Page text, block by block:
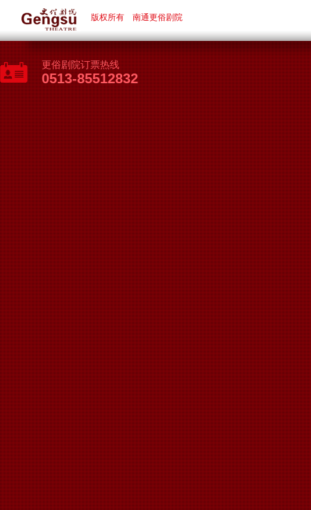
版权所有 南通更俗剧院
更俗剧院订票热线
0513-85512832